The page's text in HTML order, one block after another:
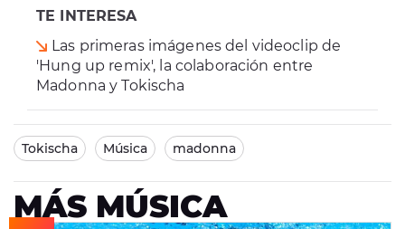
TE INTERESA
Las primeras imágenes del videoclip de
'Hung up remix', la colaboración entre
Madonna y Tokischa
Tokischa Música madonna
MÁS MÚSICA